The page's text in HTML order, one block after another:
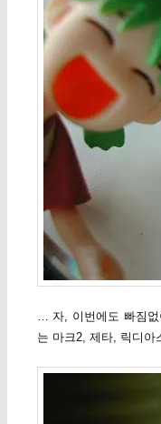
… 자, 이번에도 빠짐
는 마크2, 제타, 릭디아